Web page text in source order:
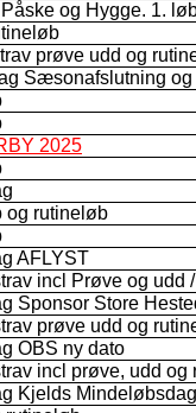
og Hygge. 1.
prøve udd og
Sæsonafslutning
2025
og rutineløb
AFLYST
incl Prøve og udd
Sponsor Store
prøve udd og
OBS ny dato
incl prøve, udd og
Kjelds Mindeløbsdag